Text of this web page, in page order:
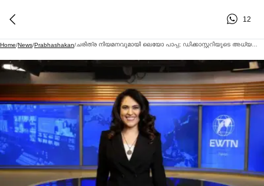
12
Home/News/Prabhashakan/ ചരിത്ര നിയമനവുമായി ലെയോ പാപ്പ; ഡിക്കാസ്റ്ററിയുടെ അധ്യക്ഷ സ്ഥാനത്തേക്ക് ആദ്യമായി അല്‍മായ വനിത